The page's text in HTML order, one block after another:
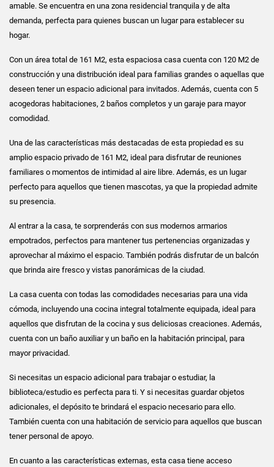
amable. Se encuentra en una zona residencial tranquila y de alta
demanda, perfecta para quienes buscan un lugar para establecer su
hogar.
Con un área total de 161 M2, esta espaciosa casa cuenta con 120 M2 de
construcción y una distribución ideal para familias grandes o aquellas que
deseen tener un espacio adicional para invitados. Además, cuenta con 5
acogedoras habitaciones, 2 baños completos y un garaje para mayor
comodidad.
Una de las características más destacadas de esta propiedad es su
amplio espacio privado de 161 M2, ideal para disfrutar de reuniones
familiares o momentos de intimidad al aire libre. Además, es un lugar
perfecto para aquellos que tienen mascotas, ya que la propiedad admite
su presencia.
Al entrar a la casa, te sorprenderás con sus modernos armarios
empotrados, perfectos para mantener tus pertenencias organizadas y
aprovechar al máximo el espacio. También podrás disfrutar de un balcón
que brinda aire fresco y vistas panorámicas de la ciudad.
La casa cuenta con todas las comodidades necesarias para una vida
cómoda, incluyendo una cocina integral totalmente equipada, ideal para
aquellos que disfrutan de la cocina y sus deliciosas creaciones. Además,
cuenta con un baño auxiliar y un baño en la habitación principal, para
mayor privacidad.
Si necesitas un espacio adicional para trabajar o estudiar, la
biblioteca/estudio es perfecta para ti. Y si necesitas guardar objetos
adicionales, el depósito te brindará el espacio necesario para ello.
También cuenta con una habitación de servicio para aquellos que buscan
tener personal de apoyo.
En cuanto a las características externas, esta casa tiene acceso